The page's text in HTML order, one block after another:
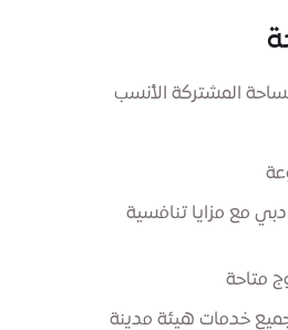
المشتركة الأنسب
مع مزايا تنافسية
متاحة
خدمات هيئة مدينة